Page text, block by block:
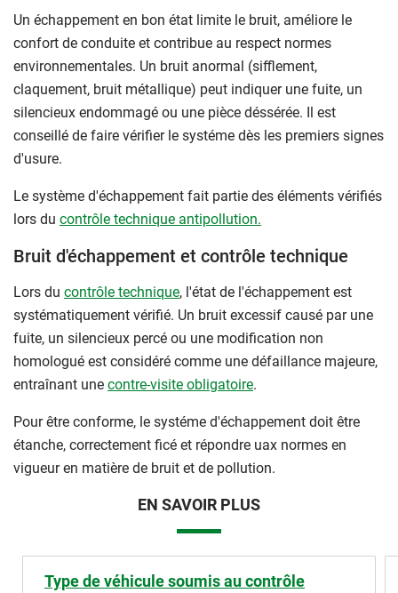
Un échappement en bon état limite le bruit, améliore le
confort de conduite et contribue au respect normes
environnementales. Un bruit anormal (sifflement,
claquement, bruit métallique) peut indiquer une fuite, un
silencieux endommagé ou une pièce déssérée. Il est
conseillé de faire vérifier le systéme dès les premiers signes
d'usure.
Le système d'échappement fait partie des éléments vérifiés
lors du contrôle technique antipollution.
Bruit d'échappement et contrôle technique
Lors du contrôle technique, l'état de l'échappement est
systématiquement vérifié. Un bruit excessif causé par une
fuite, un silencieux percé ou une modification non
homologué est considéré comme une défaillance majeure,
entraînant une contre-visite obligatoire.
Pour être conforme, le systéme d'échappement doit être
étanche, correctement ficé et répondre uax normes en
vigueur en matière de bruit et de pollution.
EN SAVOIR PLUS
Type de véhicule soumis au contrôle